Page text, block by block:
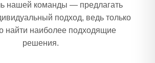
нашей команды — предлагать
подход, ведь только
найти наиболее подходящие
решения.